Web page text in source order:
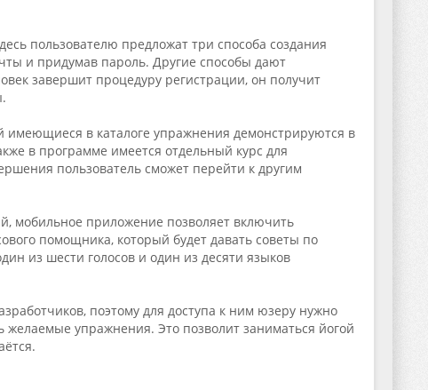
пользователю предложат три способа создания
и придумав пароль. Другие способы дают
завершит процедуру регистрации, он получит
имеющиеся в каталоге упражнения демонстрируются в
в программе имеется отдельный курс для
пользователь сможет перейти к другим
мобильное приложение позволяет включить
помощника, который будет давать советы по
из шести голосов и один из десяти языков
поэтому для доступа к ним юзеру нужно
желаемые упражнения. Это позволит заниматься йогой